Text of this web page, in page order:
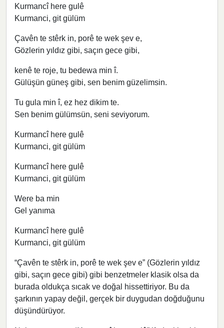
Kurmancî here gulê
Kurmanci, git gülüm
Çavên te stêrk in, porê te wek şev e,
Gözlerin yıldız gibi, saçın gece gibi,
kenê te roje, tu bedewa min î.
Gülüşün güneş gibi, sen benim güzelimsin.
Tu gula min î, ez hez dikim te.
Sen benim gülümsün, seni seviyorum.
Kurmancî here gulê
Kurmanci, git gülüm
Kurmancî here gulê
Kurmanci, git gülüm
Were ba min
Gel yanıma
Kurmancî here gulê
Kurmanci, git gülüm
“Çavên te stêrk in, porê te wek şev e” (Gözlerin yıldız
gibi, saçın gece gibi) gibi benzetmeler klasik olsa da
burada oldukça sıcak ve doğal hissettiriyor. Bu da
şarkının yapay değil, gerçek bir duygudan doğduğunu
düşündürüyor.